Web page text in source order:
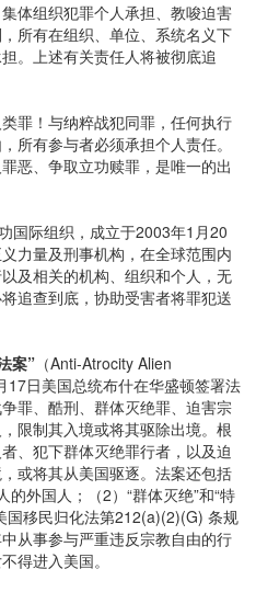
体组织犯罪个人承担、教唆迫害
所有在组织、单位、系统名义下
。上述有关责任人将被彻底追
罪！与纳粹战犯同罪，任何执行
所有参与者必须承担个人责任。
恶、争取立功赎罪，是唯一的出
国际组织，成立于2003年1月20
力量及刑事机构，在全球范围内
及相关的机构、组织和个人，无
追查到底，协助受害者将罪犯送
案” （Anti-Atrocity Alien
日美国总统布什在华盛顿签署法
罪、酷刑、群体灭绝罪、迫害宗
限制其入境或将其驱除出境。根
、犯下群体灭绝罪行者，以及迫
或将其从美国驱逐。法案还包括
的外国人；（2）“群体灭绝”和“特
国移民归化法第212(a)(2)(G) 条规
从事参与严重违反宗教自由的行
得进入美国。